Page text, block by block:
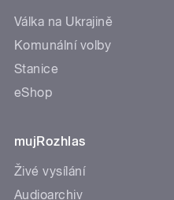
Válka na Ukrajině
Komunální volby
Stanice
eShop
mujRozhlas
Živé vysílání
Audioarchiv